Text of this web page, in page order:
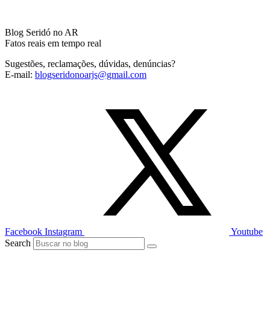
Blog Seridó no AR
Fatos reais em tempo real
Sugestões, reclamações, dúvidas, denúncias?
E-mail: blogseridonoarjs@gmail.com
Facebook Instagram
Youtube
Search